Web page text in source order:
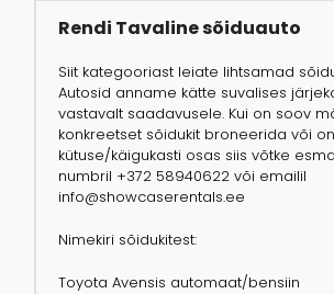
Rendi Tavaline sõiduauto
Siit kategooriast leiate lihtsamad
Autosid anname kätte suvalises
vastavalt saadavusele. Kui on soov
konkreetset sõidukit broneerida või
kütuse/käigukasti osas siis võtke
numbril +372 58940622 või emailil
info@showcaserentals.ee
Nimekiri sõidukitest:
Toyota Avensis automaat/bensiin